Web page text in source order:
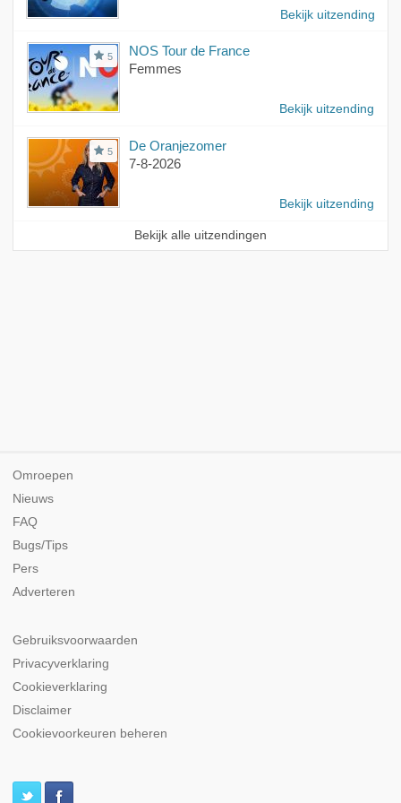
Bekijk uitzending
5
NOS Tour de France
Femmes
Bekijk uitzending
5
De Oranjezomer
7-8-2026
Bekijk uitzending
Bekijk alle uitzendingen
Omroepen
Nieuws
FAQ
Bugs/Tips
Pers
Adverteren
Gebruiksvoorwaarden
Privacyverklaring
Cookieverklaring
Disclaimer
Cookievoorkeuren beheren